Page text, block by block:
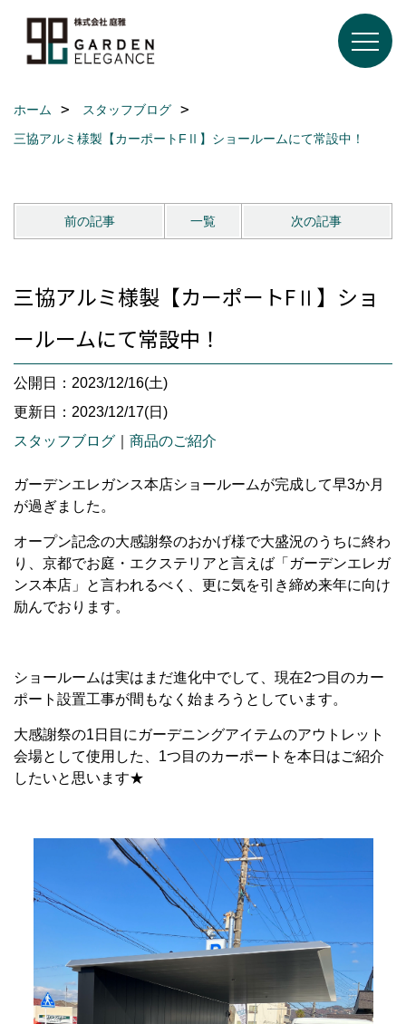
ホーム
スタッフブログ
三協アルミ様製【カーポートFⅡ】ショールームにて常設中！
前の記事 一覧 次の記事
三協アルミ様製【カーポートFⅡ】ショ
ールームにて常設中！
公開日：2023/12/16(土)
更新日：2023/12/17(日)
スタッフブログ
商品のご紹介
ガーデンエレガンス本店ショールームが完成して早3か月
が過ぎました。
オープン記念の大感謝祭のおかげ様で大盛況のうちに終わ
り、京都でお庭・エクステリアと言えば「ガーデンエレガ
ンス本店」と言われるべく、更に気を引き締め来年に向け
励んでおります。
ショールームは実はまだ進化中でして、現在2つ目のカー
ポート設置工事が間もなく始まろうとしています。
大感謝祭の1日目にガーデニングアイテムのアウトレット
会場として使用した、1つ目のカーポートを本日はご紹介
したいと思います★